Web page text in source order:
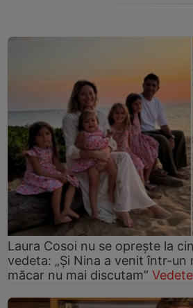
Laura Cosoi nu se oprește la
vedeta: „Și Nina a venit într-
măcar nu mai discutam”